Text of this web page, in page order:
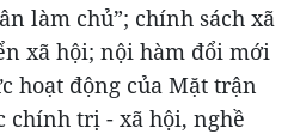
làm chủ”; chính sách xã
xã hội; nội hàm đổi mới
hoạt động của Mặt trận
chính trị - xã hội, nghề